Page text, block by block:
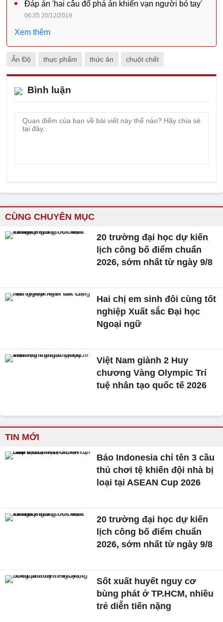
Đáp án 'hai câu đố phá án khiến vạn người bó tay'
06:35 20/12/2019
Xem thêm
Ấn Độ thực phẩm thức ăn chuột chết
Bình luận
CÙNG CHUYÊN MỤC
20 trường đại học dự kiến
lịch công bố điểm chuẩn
2026, sớm nhất từ ngày 9/8
Hai chị em sinh đôi cùng tốt
nghiệp Xuất sắc Đại học
Ngoại ngữ
Việt Nam giành 2 Huy
chương Vàng Olympic Trí
tuệ nhân tạo quốc tế 2026
TIN MỚI
Báo Indonesia chỉ tên 3 cầu
thủ chơi tệ khiến đội nhà bị
loại tại ASEAN Cup 2026
20 trường đại học dự kiến
lịch công bố điểm chuẩn
2026, sớm nhất từ ngày 9/8
Sốt xuất huyết nguy cơ
bùng phát ở TP.HCM, nhiều
trẻ diễn tiến nặng